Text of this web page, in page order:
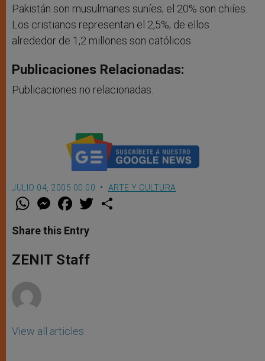
Pakistán son musulmanes suníes; el 20% son chiíes.
Los cristianos representan el 2,5%; de ellos
alrededor de 1,2 millones son católicos.
Publicaciones Relacionadas:
Publicaciones no relacionadas.
JULIO 04, 2005 00:00 ARTE Y CULTURA
W
t
s
p
p
M
e
s
e
g
e
F
a
e
b
o
k
w
Share this Entry
ZENIT Staff
View all articles